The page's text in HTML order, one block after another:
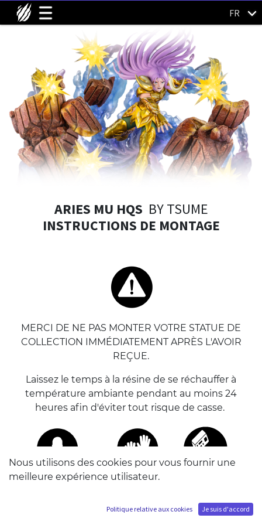
FR
ARIES MU HQS BY TSUME
INSTRUCTIONS DE MONTAGE
MERCI DE NE PAS MONTER VOTRE STATUE DE
COLLECTION IMMÉDIATEMENT APRÈS L'AVOIR
REÇUE.
Laissez le temps à la résine de se réchauffer à
température ambiante pendant au moins 24
heures afin d'éviter tout risque de casse.
POUR MANIPULER VOTRE STATUE. Vous pouvez
Nous utilisons des cookies pour vous fournir une
meilleure expérience utilisateur.
Politique relative aux cookies Je suis d'accord